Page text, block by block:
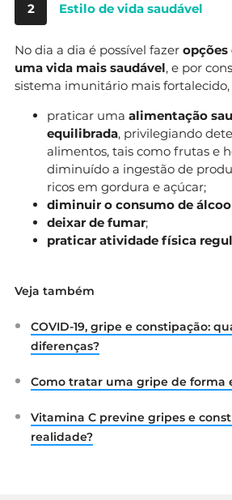
2 Estilo de vida saudável
No dia a dia é possível fazer
uma vida mais saudável, e por
sistema imunitário mais fortalecido,
praticar uma alimentação
equilibrada, privilegiando
alimentos, tais como frutas e
diminuído a ingestão de
ricos em gordura e açúcar;
diminuir o consumo de
deixar de fumar;
praticar atividade física
Veja também
COVID-19, gripe e constipação:
diferenças?
Como tratar uma gripe de forma
Vitamina C previne gripes e
realidade?